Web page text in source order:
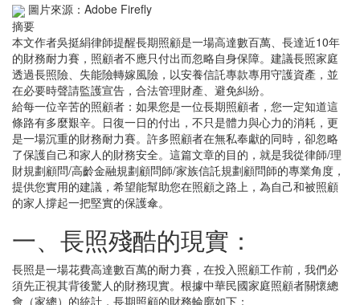
圖片來源：Adobe Firefly
摘要
本文作者吳挺絹律師提醒長期照顧是一場高達數百萬、長達近10年
的財務耐力賽，照顧者不應只付出而忽略自身保障。建議長照家庭
透過長照險、失能險轉嫁風險，以安養信託專款專用守護資產，並
在必要時聲請監護宣告，合法管理財產、避免糾紛。
給每一位辛苦的照顧者：如果您是一位長期照顧者，您一定知道這
條路有多麼艱辛。日復一日的付出，不只是體力與心力的消耗，更
是一場沉重的財務耐力賽。許多照顧者在無私奉獻的同時，卻忽略
了保護自己和家人的財務安全。這篇文章的目的，就是我從律師/理
財規劃顧問/高齡金融規劃顧問師/家族信託規劃顧問師的專業角度，
提供您實用的建議，希望能幫助您在照顧之路上，為自己和被照顧
的家人撐起一把堅實的保護傘。
一、長照殘酷的現實：
長照是一場花費高達數百萬的耐力賽，在投入照顧工作前，我們必
須先正視其背後驚人的財務現實。根據中華民國家庭照顧者關懷總
會（家總）的統計，長期照顧的財務輪廓如下：